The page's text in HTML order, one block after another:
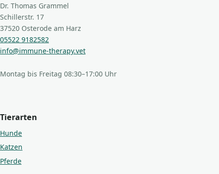
Dr. Thomas Grammel
Schillerstr. 17
37520 Osterode am Harz
05522 9182582
info@immune-therapy.vet
Montag bis Freitag 08:30–17:00 Uhr
Tierarten
Hunde
Katzen
Pferde